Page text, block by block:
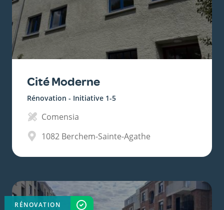
Cité Moderne
Rénovation - Initiative 1-5
Comensia
1082 Berchem-Sainte-Agathe
RÉNOVATION TERMINÉ